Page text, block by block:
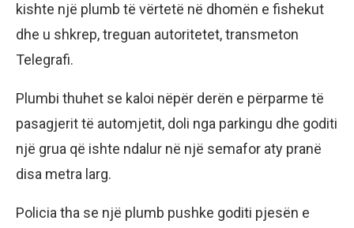
kishte një plumb të vërtetë në dhomën e fishekut
dhe u shkrep, treguan autoritetet, transmeton
Telegrafi.
Plumbi thuhet se kaloi nëpër derën e përparme të
pasagjerit të automjetit, doli nga parkingu dhe goditi
një grua që ishte ndalur në një semafor aty pranë
disa metra larg.
Policia tha se një plumb pushke goditi pjesën e